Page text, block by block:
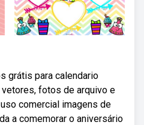
grátis para calendario
fotos de arquivo e
comercial imagens de
a comemorar o aniversário